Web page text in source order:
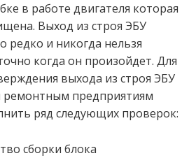
в работе двигателя которая
Выход из строя ЭБУ
редко и никогда нельзя
когда он произойдет. Для
выхода из строя ЭБУ
ремонтным предприятиям
ряд следующих проверок:
сборки блока